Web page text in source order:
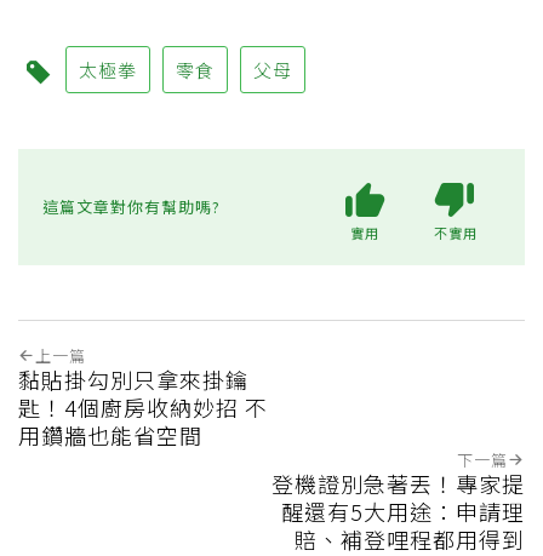
太極拳 零食 父母
這篇文章對你有幫助嗎?
實用 不實用
上一篇
黏貼掛勾別只拿來掛鑰
匙！4個廚房收納妙招 不
用鑽牆也能省空間
下一篇
登機證別急著丟！專家提
醒還有5大用途：申請理
賠、補登哩程都用得到